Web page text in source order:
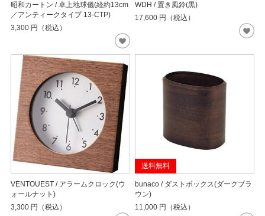
昭和カートン / 卓上地球儀(経約13cm
／アンティークタイプ 13-CTP)
3,300 円（税込）
WDH / 置き風鈴(黒)
17,600 円（税込）
VENTOUEST / アラームクロック(ウ
ォールナット)
3,300 円（税込）
送料無料
bunaco / ダストボックス(ダークブラ
ウン)
11,000 円（税込）